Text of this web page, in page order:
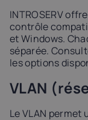
INTROSERV
contrôle
et Windows.
séparée.
les options
VLAN
Le VLAN